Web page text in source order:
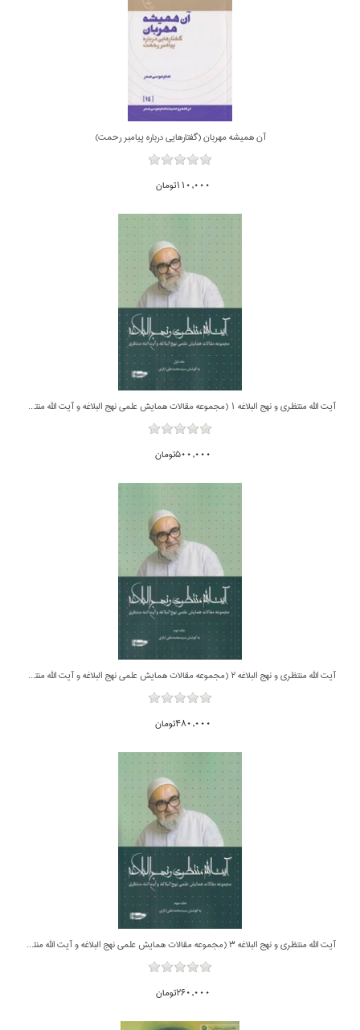
آن هميشه مهربان (گفتارهايي درباره پيامبر رحمت)
110,000تومان
آيت الله منتظري و نهج البلاغه 1 (مجموعه مقالات همايش علمي نهج البلاغه و آيت الله منتظري)
500,000تومان
آيت الله منتظري و نهج البلاغه 2 (مجموعه مقالات همايش علمي نهج البلاغه و آيت الله منتظري)
480,000تومان
آيت الله منتظري و نهج البلاغه 3 (مجموعه مقالات همايش علمي نهج البلاغه و آيت الله منتظري)
260,000تومان